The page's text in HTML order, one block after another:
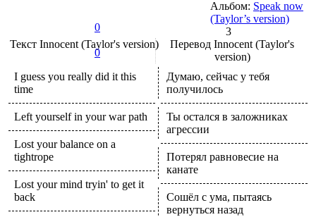
0
0
Альбом: Speak now
(Taylor’s version)
3
ТекстInnocent (Taylor's version) Перевод Innocent (Taylor's
version)
I guess you really did it this
time
Left yourself in your war path
Lost your balance on a
tightrope
Lost your mind tryin' to get it
back
Думаю, сейчас у тебя
получилось
Ты остался в заложниках
агрессии
Потерял равновесие на
канате
Сошёл с ума, пытаясь
вернуться назад